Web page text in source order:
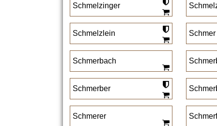
Schmelzinger
Schmelzlein Schmer
Schmerbach
Schmerber
Schmerer